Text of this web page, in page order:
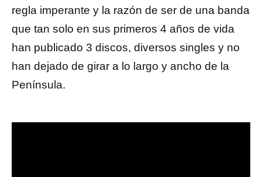
regla imperante y la razón de ser de una banda
que tan solo en sus primeros 4 años de vida
han publicado 3 discos, diversos singles y no
han dejado de girar a lo largo y ancho de la
Península.